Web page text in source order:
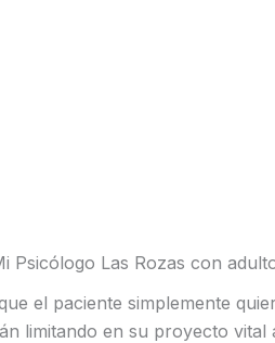
Psicólogo Las Rozas con
el paciente simplemente
limitando en su proyecto